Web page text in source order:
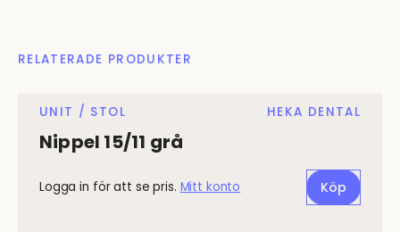
RELATERADE PRODUKTER
UNIT / STOL HEKA DENTAL
Nippel 15/11 grå
Logga in för att se pris. Mitt konto Köp